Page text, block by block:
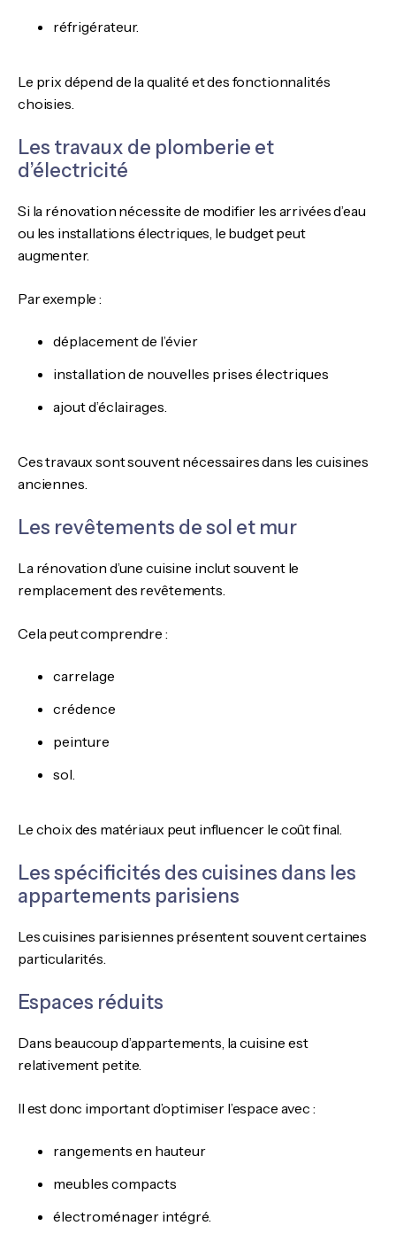
réfrigérateur.
Le prix dépend de la qualité et des fonctionnalités
choisies.
Les travaux de plomberie et
d’électricité
Si la rénovation nécessite de modifier les arrivées d’eau
ou les installations électriques, le budget peut
augmenter.
Par exemple :
déplacement de l’évier
installation de nouvelles prises électriques
ajout d’éclairages.
Ces travaux sont souvent nécessaires dans les cuisines
anciennes.
Les revêtements de sol et mur
La rénovation d’une cuisine inclut souvent le
remplacement des revêtements.
Cela peut comprendre :
carrelage
crédence
peinture
sol.
Le choix des matériaux peut influencer le coût final.
Les spécificités des cuisines dans les
appartements parisiens
Les cuisines parisiennes présentent souvent certaines
particularités.
Espaces réduits
Dans beaucoup d’appartements, la cuisine est
relativement petite.
Il est donc important d’optimiser l’espace avec :
rangements en hauteur
meubles compacts
électroménager intégré.